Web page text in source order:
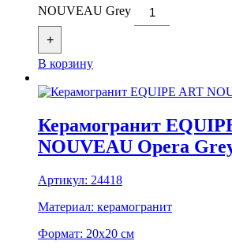
NOUVEAU Grey
+
В корзину
Керамогранит
NOUVEAU Opera
Артикул: 24418
Материал: керамогранит
Формат: 20x20 см